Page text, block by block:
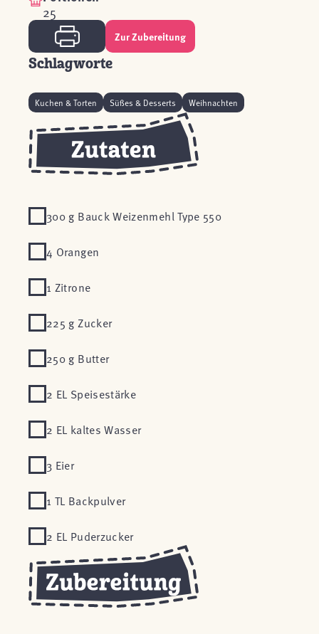
25
Zur Zubereitung
Schlagworte
Kuchen & Torten Süßes & Desserts Weihnachten
300 g Bauck Weizenmehl Type 550
4 Orangen
1 Zitrone
225 g Zucker
250 g Butter
2 EL Speisestärke
2 EL kaltes Wasser
3 Eier
1 TL Backpulver
2 EL Puderzucker